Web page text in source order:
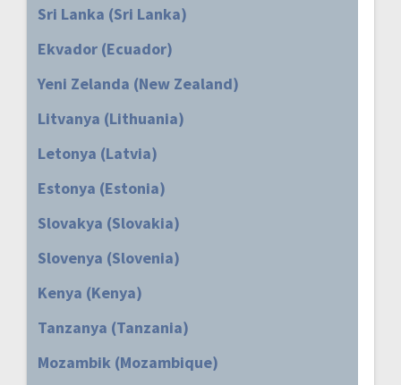
Sri Lanka (Sri Lanka)
Ekvador (Ecuador)
Yeni Zelanda (New Zealand)
Litvanya (Lithuania)
Letonya (Latvia)
Estonya (Estonia)
Slovakya (Slovakia)
Slovenya (Slovenia)
Kenya (Kenya)
Tanzanya (Tanzania)
Mozambik (Mozambique)